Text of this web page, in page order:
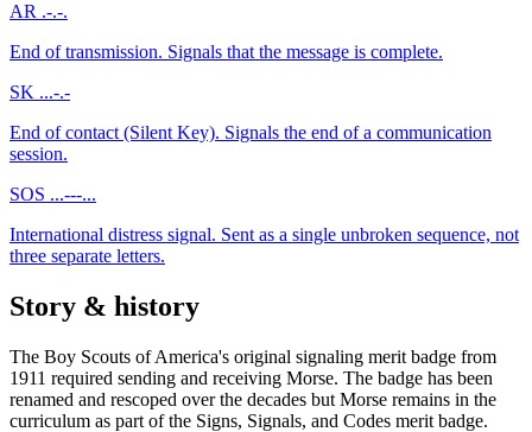
AR .-.-.
End of transmission. Signals that the message is complete.
SK ...-.-
End of contact (Silent Key). Signals the end of a communication
session.
SOS ...---...
International distress signal. Sent as a single unbroken sequence, not
three separate letters.
Story & history
The Boy Scouts of America's original signaling merit badge from
1911 required sending and receiving Morse. The badge has been
renamed and rescoped over the decades but Morse remains in the
curriculum as part of the Signs, Signals, and Codes merit badge.